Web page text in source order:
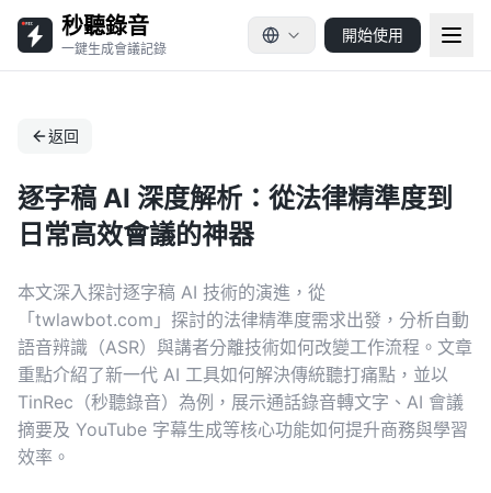
秒聽錄音
一鍵生成會議記錄
開始使用
返回
逐字稿 AI 深度解析：從法律精準度到
日常高效會議的神器
本文深入探討逐字稿 AI 技術的演進，從
「twlawbot.com」探討的法律精準度需求出發，分析自動
語音辨識（ASR）與講者分離技術如何改變工作流程。文章
重點介紹了新一代 AI 工具如何解決傳統聽打痛點，並以
TinRec（秒聽錄音）為例，展示通話錄音轉文字、AI 會議
摘要及 YouTube 字幕生成等核心功能如何提升商務與學習
效率。